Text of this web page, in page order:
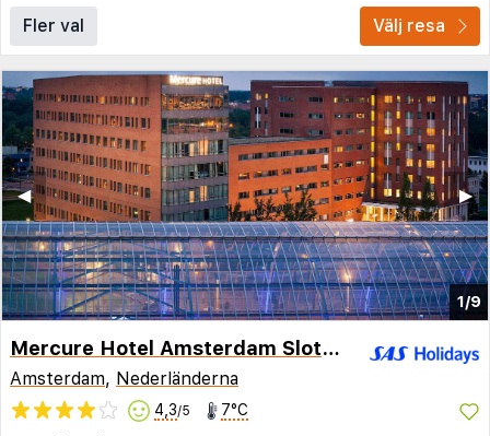
Fler val Välj resa
1/9
▶︎
◀︎
Mercure Hotel Amsterdam Sloterdijk Station
Amsterdam, Nederländerna
4,3/5 7°C